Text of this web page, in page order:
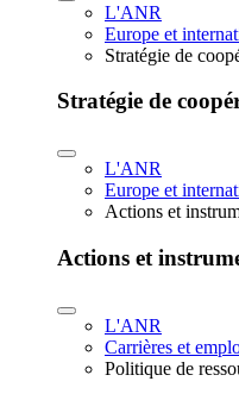
L'ANR
Europe et
Stratégie de
Stratégie de
L'ANR
Europe et
Actions et
Actions et
L'ANR
Carrières et
Politique de